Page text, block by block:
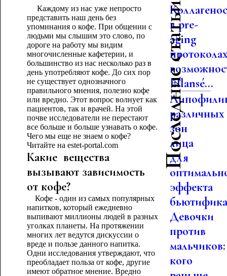
Каждому из нас уже непросто
представить наш день без
упоминания о кофе. При общении с
людьми мы слышим это слово, по
дороге на работу мы видим
многочисленные кафетерии, и
большинство из нас несколько раз в
день употребляют кофе. До сих пор
не существует однозначного
правильного мнения, полезно кофе
или вредно. Этот вопрос волнует как
пациентов, так и врачей. На этой
почве исследователи не перестают
все больше и больше узнавать о кофе.
Чего мы еще не знаем о кофе?
Читайте на estet-portal.com
Какие вещества
вызывают зависимость
от кофе?
Кофе - один из самых популярных
напитков, который ежедневно
выпивают миллионы людей в разных
уголках планеты. На протяжении
многих лет ведутся дискуссии о
вреде и пользе данного напитка.
Одни исследования утверждают, что
преобладает польза от кофе, другие
имеют обратное мнение. Вредно
Последние статьи
в pre-
aging
Ellansé...
различных
зон
лица
для
эффекта
Девочки
против
мальчиков:
кого